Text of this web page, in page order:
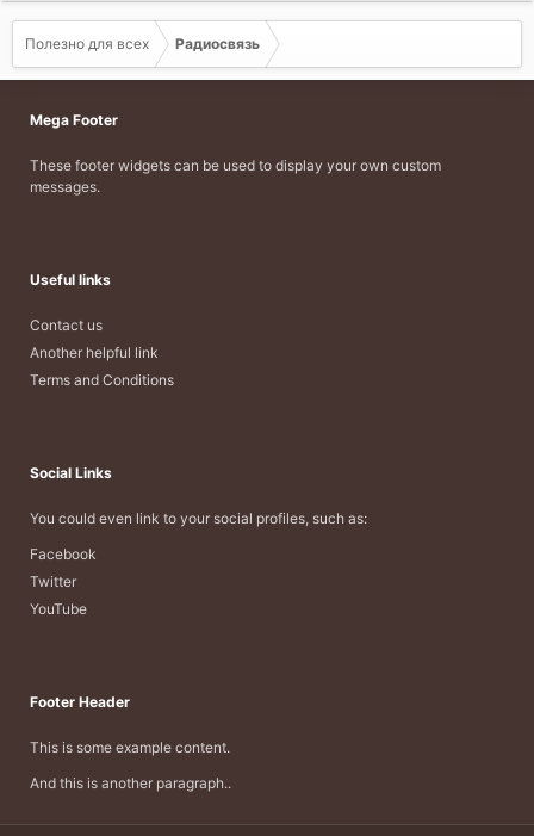
Полезно для всех Радиосвязь
Mega Footer
These footer widgets can be used to display your own custom
messages.
Useful links
Contact us
Another helpful link
Terms and Conditions
Social Links
You could even link to your social profiles, such as:
Facebook
Twitter
YouTube
Footer Header
This is some example content.
And this is another paragraph..